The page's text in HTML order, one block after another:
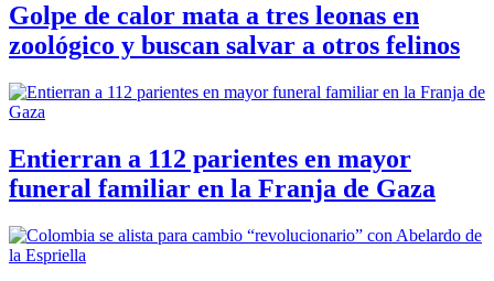
Golpe de calor mata a tres leonas en
zoológico y buscan salvar a otros felinos
Entierran a 112 parientes en mayor
funeral familiar en la Franja de Gaza